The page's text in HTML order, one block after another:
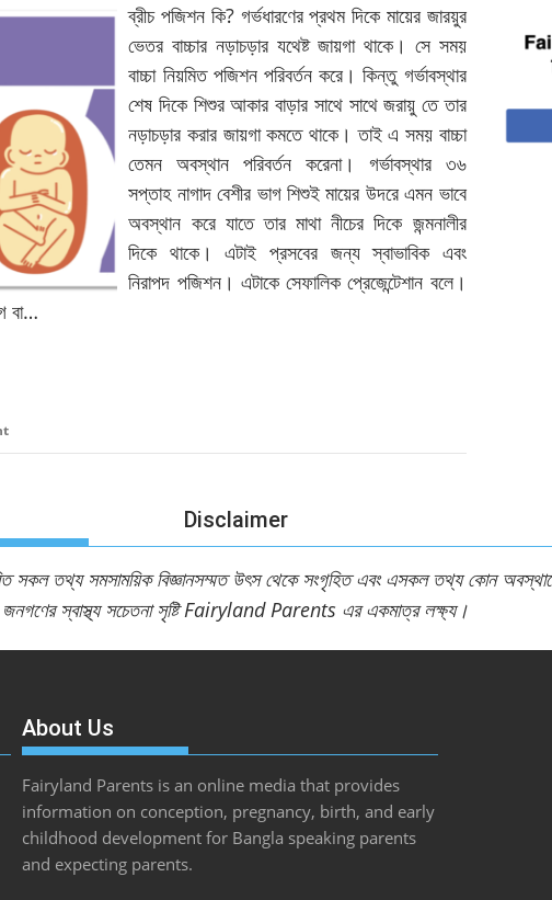
ব্রীচ পজিশন কি? গর্ভধারণের প্রথম দিকে মায়ের জারয়ুর
ভেতর বাচ্চার নড়াচড়ার যথেষ্ট জায়গা থাকে। সে সময়
বাচ্চা নিয়মিত পজিশন পরিবর্তন করে। কিন্তু গর্ভাবস্থার
শেষ দিকে শিশুর আকার বাড়ার সাথে সাথে জরায়ু তে তার
নড়াচড়ার করার জায়গা কমতে থাকে। তাই এ সময় বাচ্চা
তেমন অবস্থান পরিবর্তন করেনা। গর্ভাবস্থার ৩৬
সপ্তাহ নাগাদ বেশীর ভাগ শিশুই মায়ের উদরে এমন ভাবে
অবস্থান করে যাতে তার মাথা নীচের দিকে জন্মনালীর
দিকে থাকে। এটাই প্রসবের জন্য স্বাভাবিক এবং
নিরাপদ পজিশন। এটাকে সেফালিক প্রেজেন্টেশান বলে।
বা…
Disclaimer
সকল তথ্য সমসাময়িক বিজ্ঞানসম্মত উৎস থেকে সংগৃহিত এবং এসকল তথ্য কোন
জনগণের স্বাস্থ্য সচেতনা সৃষ্টি Fairyland Parents এর একমাত্র লক্ষ্য।
About Us
Fairyland Parents is an online media that provides
information on conception, pregnancy, birth, and early
childhood development for Bangla speaking parents
and expecting parents.